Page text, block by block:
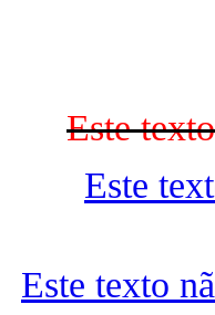
Este
Este
Este texto